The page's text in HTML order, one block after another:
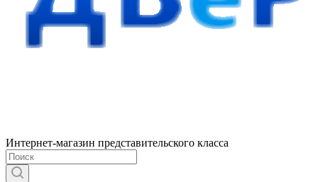
Интернет-магазин представительского класса